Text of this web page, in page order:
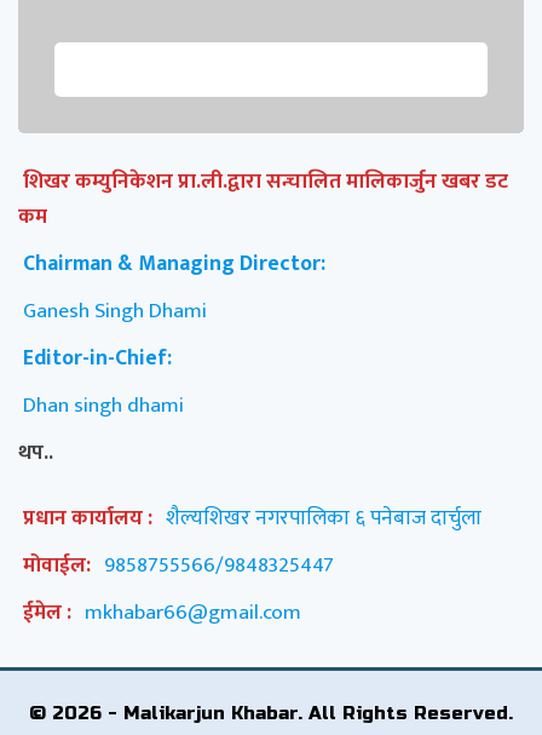
शिखर कम्युनिकेशन प्रा.ली.द्वारा सन्चालित मालिकार्जुन खबर डट
कम
Chairman & Managing Director:
Ganesh Singh Dhami
Editor-in-Chief:
Dhan singh dhami
थप..
प्रधान कार्यालय : शैल्यशिखर नगरपालिका ६ पनेबाज दार्चुला
मोवाईल: 9858755566/9848325447
ईमेल : mkhabar66@gmail.com
© 2026 - Malikarjun Khabar. All Rights Reserved.